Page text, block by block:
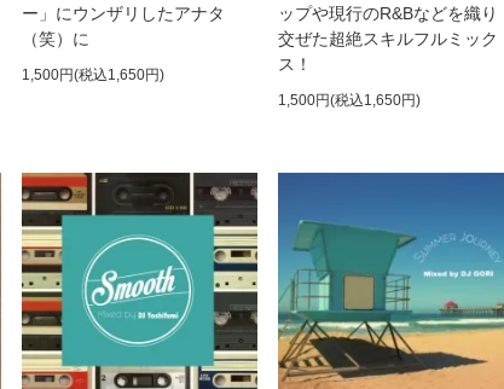
ー」にウンザリしたアナタ
（笑）に
1,500円(税込1,650円)
ップや現行のR&Bなどを織り
交ぜた超絶スキルフルミック
ス！
1,500円(税込1,650円)